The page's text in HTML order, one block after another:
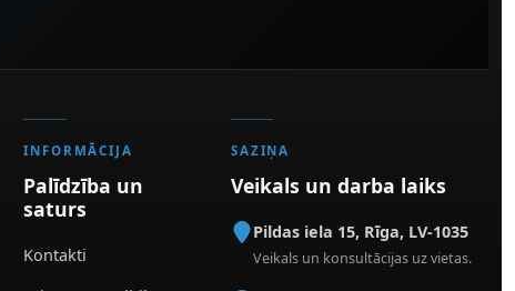
INFORMĀCIJA
Palīdzība un
saturs
Kontakti
SAZIŅA
Veikals un darba laiks
Pildas iela 15, Rīga, LV-1035
Veikals un konsultācijas uz vietas.